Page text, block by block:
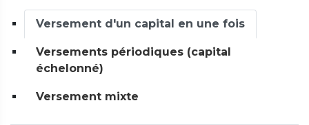
Versement d'un capital en une fois
Versements périodiques (capital
échelonné)
Versement mixte